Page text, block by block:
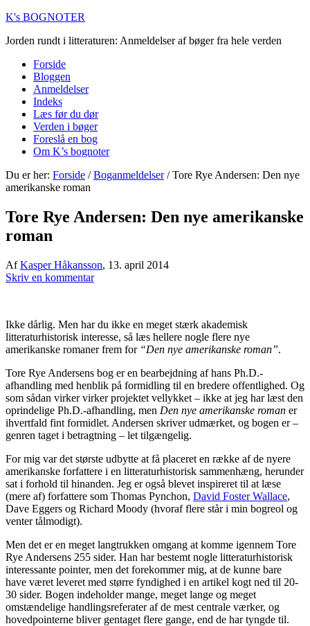
K's BOGNOTER
Jorden rundt i litteraturen: Anmeldelser af bøger fra hele verden
Forside
Bloggen
Anmeldelser
Indeks
Læs før du dør
Verden i bøger
Foreslå en bog
Om K’s bognoter
Du er her: Forside / Boganmeldelser /Tore Rye Andersen: Den nye
amerikanske roman
Tore Rye Andersen: Den nye amerikanske
roman
AfKasper Håkansson, 13. april 2014
Skriv en kommentar
Ikke dårlig. Men har du ikke en meget stærk akademisk
litteraturhistorisk interesse, så læs hellere nogle flere nye
amerikanske romaner frem for “Den nye amerikanske roman”.
Tore Rye Andersens bog er en bearbejdning af hans Ph.D.-
afhandling med henblik på formidling til en bredere offentlighed. Og
som sådan virker virker projektet vellykket – ikke at jeg har læst den
oprindelige Ph.D.-afhandling, men Den nye amerikanske roman er
ihvertfald fint formidlet. Andersen skriver udmærket, og bogen er –
genren taget i betragtning – let tilgængelig.
For mig var det største udbytte at få placeret en række af de nyere
amerikanske forfattere i en litteraturhistorisk sammenhæng, herunder
sat i forhold til hinanden. Jeg er også blevet inspireret til at læse
(mere af) forfattere som Thomas Pynchon, David Foster Wallace,
Dave Eggers og Richard Moody (hvoraf flere står i min bogreol og
venter tålmodigt).
Men det er en meget langtrukken omgang at komme igennem Tore
Rye Andersens 255 sider. Han har bestemt nogle litteraturhistorisk
interessante pointer, men det forekommer mig, at de kunne bare
have været leveret med større fyndighed i en artikel kogt ned til 20-
30 sider. Bogen indeholder mange, meget lange og meget
omstændelige handlingsreferater af de mest centrale værker, og
hovedpointerne bliver gentaget flere gange, end de har tyngde til.